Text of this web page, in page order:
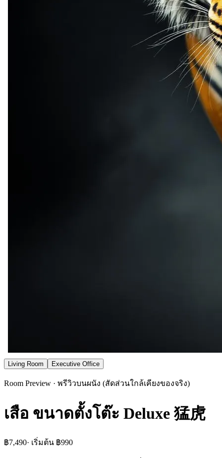
Living Room Executive Office
Room Preview · พรีวิวบนผนัง (สัดส่วนใกล้เคียงของจริง)
เสือ ขนาดตั้งโต๊ะ Deluxe 猛虎
฿7,490· เริ่มต้น ฿990